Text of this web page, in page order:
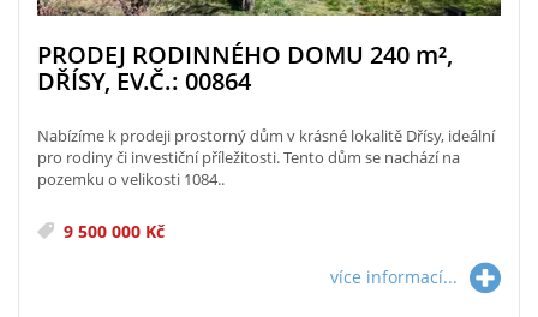
PRODEJ RODINNÉHO DOMU 240 m²,
DŘÍSY, EV.Č.: 00864
Nabízíme k prodeji prostorný dům v krásné lokalitě Dřísy, ideální
pro rodiny či investiční příležitosti. Tento dům se nachází na
pozemku o velikosti 1084..
9 500 000 Kč
více informací...